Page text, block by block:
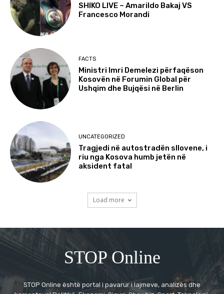
SHIKO LIVE – Amarildo Bakaj VS
Francesco Morandi
FACTS
Ministri Imri Demelezi përfaqëson
Kosovën në Forumin Global për
Ushqim dhe Bujqësi në Berlin
UNCATEGORIZED
Tragjedi në autostradën sllovene, i
riu nga Kosova humb jetën në
aksident fatal
Load more
STOP Online
STOP Online është portal i pavarur i lajmeve, analizës dhe